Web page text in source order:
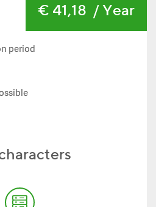
€ 41,18 / Year
period